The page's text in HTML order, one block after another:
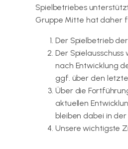
Spielbetriebes
Gruppe Mitte hat daher
Der Spielbetrieb
Der Spielausschuss
nach Entwicklung
ggf. über den
Über die
aktuellen
bleiben dabei in der
Unsere wichtigste